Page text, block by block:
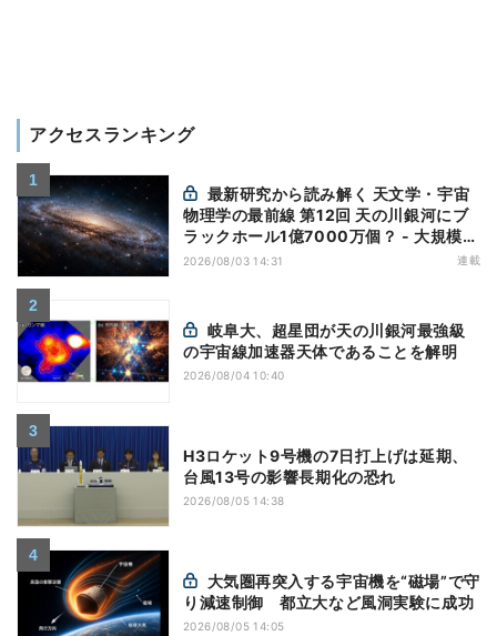
アクセスランキング
物理学の最前線 第12回 天の川銀河にブ
ラックホール1億7000万個？ - 大規模計
算が描くその分布
2026/08/03 14:31 連載
の宇宙線加速器天体であることを解明
2026/08/04 10:40
H3ロケット9号機の7日打上げは延期、
台風13号の影響長期化の恐れ
2026/08/05 14:38
り減速制御 都立大など風洞実験に成功
2026/08/05 14:05